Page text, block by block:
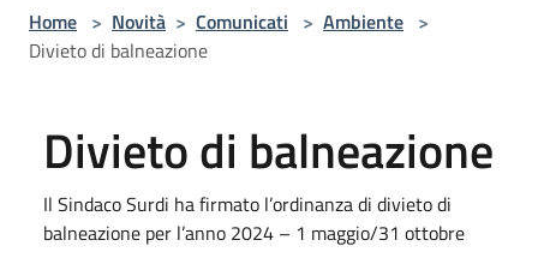
Home > Novità > Comunicati > Ambiente >
Divieto di balneazione
Divieto di balneazione
Il Sindaco Surdi ha firmato l’ordinanza di divieto di
balneazione per l’anno 2024 – 1 maggio/31 ottobre